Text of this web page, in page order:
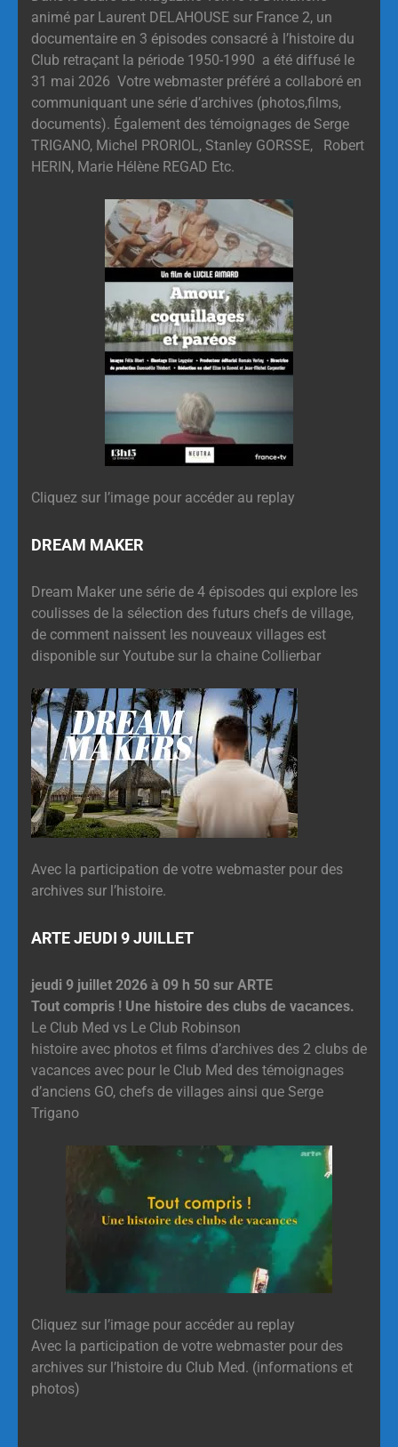
animé par Laurent DELAHOUSE sur France 2, un
documentaire en 3 épisodes consacré à l’histoire du
Club retraçant la période 1950-1990 a été diffusé le
31 mai 2026 Votre webmaster préféré a collaboré en
communiquant une série d’archives (photos,films,
documents). Également des témoignages de Serge
TRIGANO, Michel PRORIOL, Stanley GORSSE, Robert
HERIN, Marie Hélène REGAD Etc.
Cliquez sur l’image pour accéder au replay
DREAM MAKER
Dream Maker une série de 4 épisodes qui explore les
coulisses de la sélection des futurs chefs de village,
de comment naissent les nouveaux villages est
disponible sur Youtube sur la chaine Collierbar
Avec la participation de votre webmaster pour des
archives sur l’histoire.
ARTE JEUDI 9 JUILLET
jeudi 9 juillet 2026 à 09 h 50 sur ARTE
Tout compris ! Une histoire des clubs de vacances.
Le Club Med vs Le Club Robinson
histoire avec photos et films d’archives des 2 clubs de
vacances avec pour le Club Med des témoignages
d’anciens GO, chefs de villages ainsi que Serge
Trigano
Cliquez sur l’image pour accéder au replay
Avec la participation de votre webmaster pour des
archives sur l’histoire du Club Med. (informations et
photos)